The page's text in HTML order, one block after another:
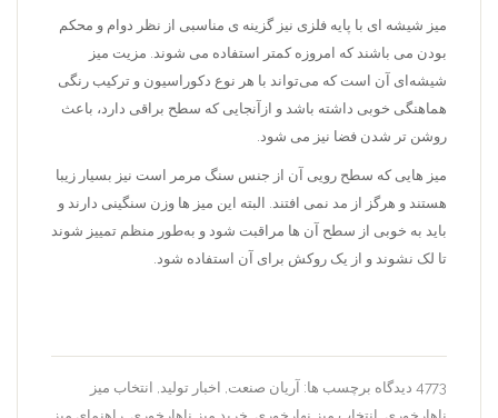
میز شیشه ای با پایه فلزی نیز گزینه ­ی مناسبی از نظر دوام و محکم
بودن می ­باشند که امروزه کمتر استفاده می شوند. مزیت میز
شیشه‌ای آن است که می‌تواند با هر نوع دکوراسیون و ترکیب رنگی
هماهنگی خوبی داشته باشد و ازآنجایی‌ که سطح براقی دارد، باعث
روشن تر شدن فضا نیز می شود.
میز هایی که سطح‌ رویی آن از جنس سنگ مرمر است نیز بسیار زیبا
هستند و هرگز از مد نمی افتند. البته این میز ها وزن سنگینی دارند و
باید به خوبی از سطح آن ها مراقبت شود و به‌طور منظم تمییز شوند
تا لک نشوند و از یک روکش برای آن استفاده شود.
4773 دیدگاه برچسب ها: آریان صنعت اخبار تولید
انتخاب میز